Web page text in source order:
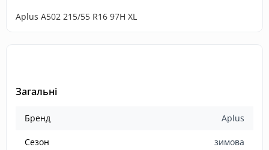
Aplus A502 215/55 R16 97H XL
Загальні
Бренд Aplus
Сезон зимова